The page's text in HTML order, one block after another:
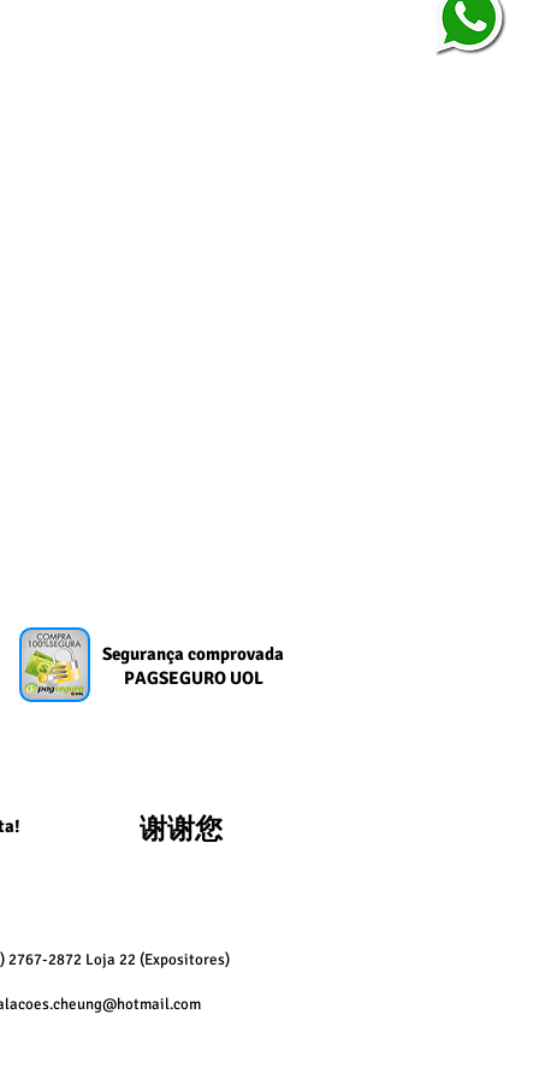
Segurança comprovada
PAGSEGURO UOL
谢谢您
2767-2872 Loja 22 (Expositores)